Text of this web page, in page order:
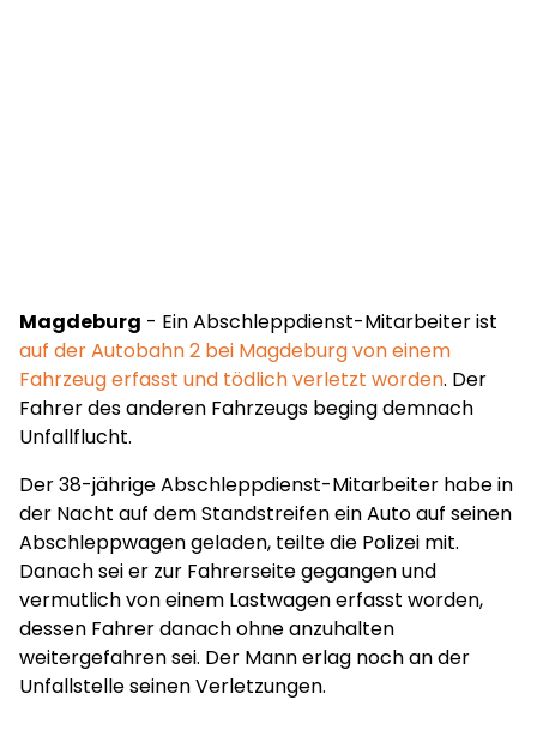
Magdeburg - Ein Abschleppdienst-Mitarbeiter ist
auf der Autobahn 2 bei Magdeburg von einem
Fahrzeug erfasst und tödlich verletzt worden. Der
Fahrer des anderen Fahrzeugs beging demnach
Unfallflucht.
Der 38-jährige Abschleppdienst-Mitarbeiter habe in
der Nacht auf dem Standstreifen ein Auto auf seinen
Abschleppwagen geladen, teilte die Polizei mit.
Danach sei er zur Fahrerseite gegangen und
vermutlich von einem Lastwagen erfasst worden,
dessen Fahrer danach ohne anzuhalten
weitergefahren sei. Der Mann erlag noch an der
Unfallstelle seinen Verletzungen.